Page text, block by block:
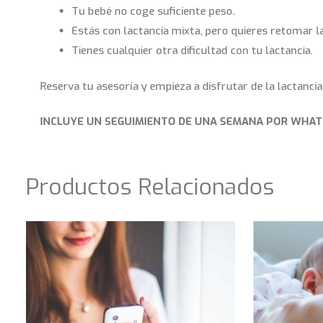
Tu bebé no coge suficiente peso.
Estás con lactancia mixta, pero quieres retomar
Tienes cualquier otra dificultad con tu lactancia.
Reserva tu asesoría y empieza a disfrutar de la
INCLUYE UN SEGUIMIENTO DE UNA SEMANA POR
Productos Relacionados